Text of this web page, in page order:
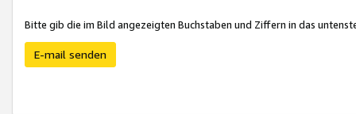
Bitte gib die im Bild angezeigten Buchstaben und Ziffern in das
E-mail senden